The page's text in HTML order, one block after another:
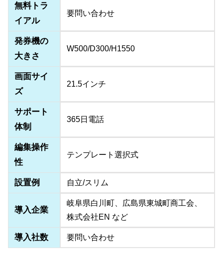
無料トラ
イアル
要問い合わせ
発券機の
大きさ
W500/D300/H1550
画面サイ
ズ
21.5インチ
サポート
体制
365日電話
編集操作
性
テンプレート選択式
設置例 自立/スリム
導入企業
岐阜県白川町、広島県東城町商⼯会、
株式会社EN など
導入社数 要問い合わせ